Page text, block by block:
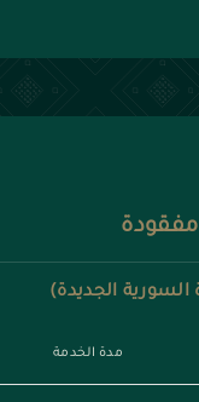
السورية الجديدة)
مدة الخدمة